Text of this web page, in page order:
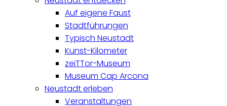
Auf eigene Faust
Stadtführungen
Typisch Neustadt
Kunst-Kilometer
zeiTTor-Museum
Museum Cap Arcona
Neustadt erleben
Veranstaltungen